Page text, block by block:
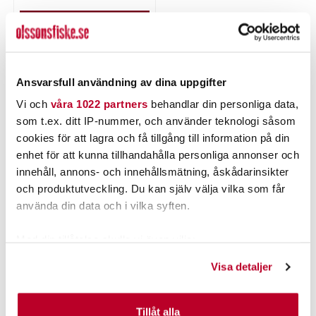
Ansvarsfull användning av dina uppgifter
Vi och våra 1022 partners behandlar din personliga data,
som t.ex. ditt IP-nummer, och använder teknologi såsom
cookies för att lagra och få tillgång till information på din
enhet för att kunna tillhandahålla personliga annonser och
innehåll, annons- och innehållsmätning, åskådarinsikter
och produktutveckling. Du kan själv välja vilka som får
använda din data och i vilka syften.
Identifiera din enhet genom att aktivt skanna den för
specifika kännetecken (fingeravtryck)
Visa detaljer
Tillåt alla
LÄGG I VARUKORGEN
PRODUKTBESKRIVNING
POPULÄRT JUST NU